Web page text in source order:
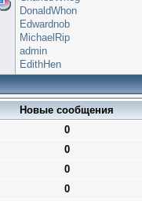
DonaldWhon
Edwardnob
MichaelRip
admin
EdithHen
Новые сообщения
0
0
0
0